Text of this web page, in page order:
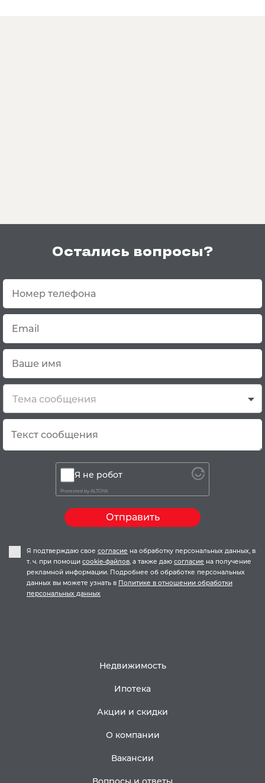
Остались вопросы?
Тема сообщения
Я не робот
Protected by ALTCHA
Отправить
Я подтверждаю свое согласие на обработку персональных данных, в
т. ч. при помощи cookie-файлов, а также даю согласие на получение
рекламной информации. Подробнее об обработке персональных
данных вы можете узнать в Политике в отношении обработки
персональных данных
Недвижимость
Ипотека
Акции и скидки
О компании
Вакансии